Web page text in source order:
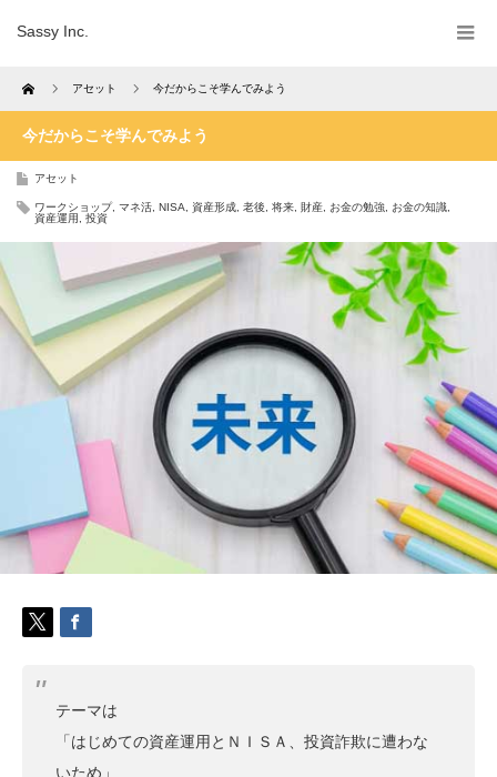
Sassy Inc.
Home アセット 今だからこそ学んでみよう
今だからこそ学んでみよう
アセット
ワークショップ, マネ活 NISA 資産形成 老後 将来 財産 お金の勉強 お金の知識
資産運用
投資
テーマは
「はじめての資産運用とＮＩＳＡ、投資詐欺に遭わな
いため」